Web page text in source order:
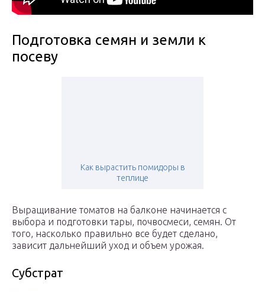
Подготовка семян и земли к
посеву
Как вырастить помидоры в
теплице
Выращивание томатов на балконе начинается с
выбора и подготовки тары, почвосмеси, семян. От
того, насколько правильно все будет сделано,
зависит дальнейший уход и объем урожая.
Субстрат